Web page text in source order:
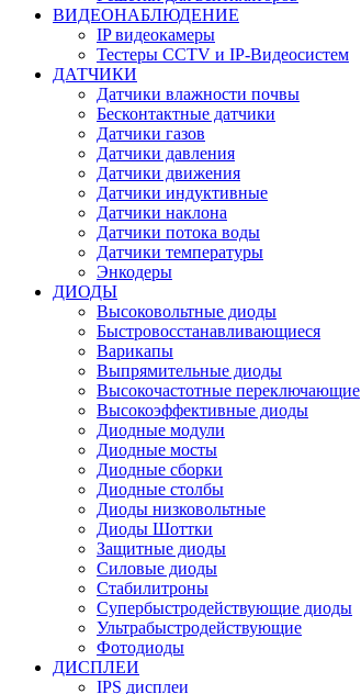
ВИДЕОНАБЛЮДЕНИЕ
IP видеокамеры
Тестеры CCTV и IP-Видеосистем
ДАТЧИКИ
Датчики влажности почвы
Бесконтактные датчики
Датчики газов
Датчики давления
Датчики движения
Датчики индуктивные
Датчики наклона
Датчики потока воды
Датчики температуры
Энкодеры
ДИОДЫ
Высоковольтные диоды
Быстровосстанавливающиеся
Варикапы
Выпрямительные диоды
Высокочастотные переключающие
Высокоэффективные диоды
Диодные модули
Диодные мосты
Диодные сборки
Диодные столбы
Диоды низковольтные
Диоды Шоттки
Защитные диоды
Силовые диоды
Стабилитроны
Супербыстродействующие диоды
Ультрабыстродействующие
Фотодиоды
ДИСПЛЕИ
IPS дисплеи